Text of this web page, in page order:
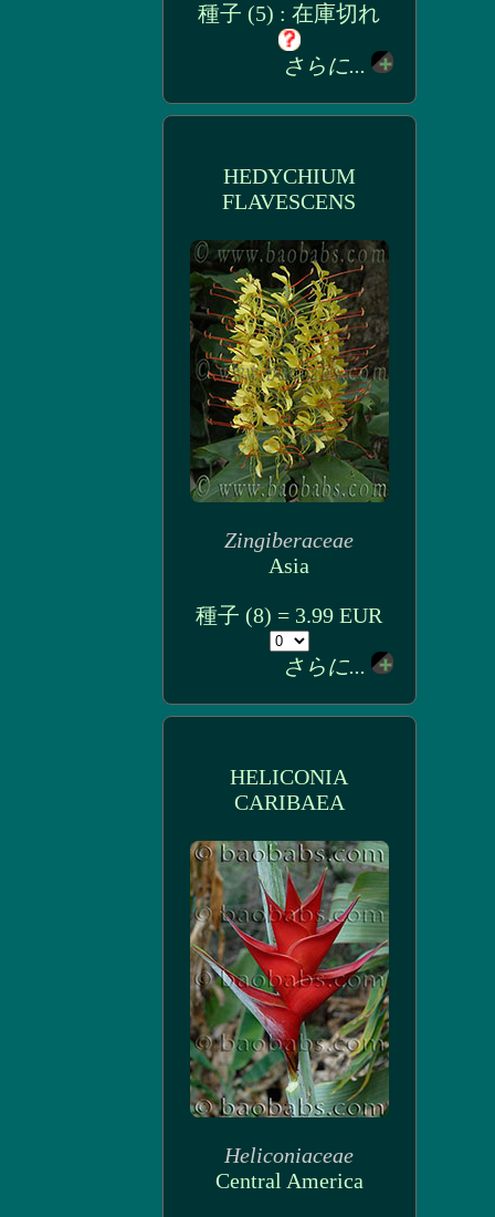
種子 (5) : 在庫切れ
さらに...
HEDYCHIUM
FLAVESCENS
Zingiberaceae
Asia
種子 (8) = 3.99 EUR
さらに...
HELICONIA
CARIBAEA
Heliconiaceae
Central America